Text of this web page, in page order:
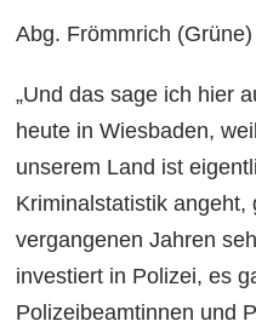
Abg. Frömmrich
„Und das sage ich hier
heute in Wiesbaden,
unserem Land ist
Kriminalstatistik angeht,
vergangenen Jahren
investiert in Polizei, es
Polizeibeamtinnen und